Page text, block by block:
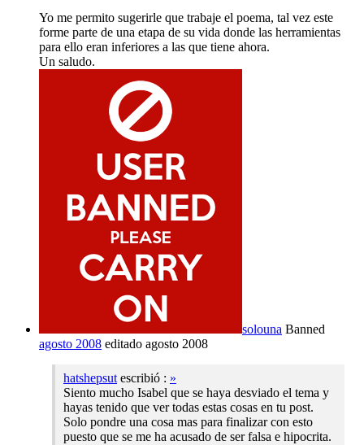
Yo me permito sugerirle que trabaje el poema, tal vez este
forme parte de una etapa de su vida donde las herramientas
para ello eran inferiores a las que tiene ahora.
Un saludo.
solouna Banned
agosto 2008 editado agosto 2008
hatshepsut escribió : »
Siento mucho Isabel que se haya desviado el tema y
hayas tenido que ver todas estas cosas en tu post.
Solo pondre una cosa mas para finalizar con esto
puesto que se me ha acusado de ser falsa e hipocrita.